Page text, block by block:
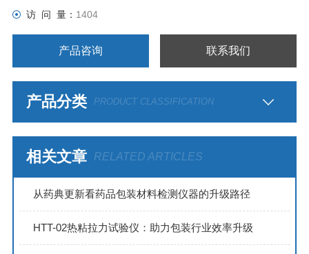
访 问 量： 1404
产品咨询 联系我们
产品分类 PRODUCT CLASSIFICATION
相关文章 RELATED ARTICLES
从药典更新看药品包装材料检测仪器的升级路径
HTT-02热粘拉力试验仪：助力包装行业效率升级